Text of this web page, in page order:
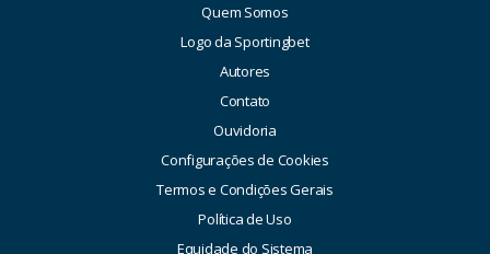
Quem Somos
Logo da Sportingbet
Autores
Contato
Ouvidoria
Configurações de Cookies
Termos e Condições Gerais
Política de Uso
Equidade do Sistema